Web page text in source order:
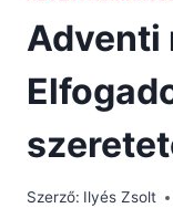
Adventi
Szerző: Ilyés Zsolt